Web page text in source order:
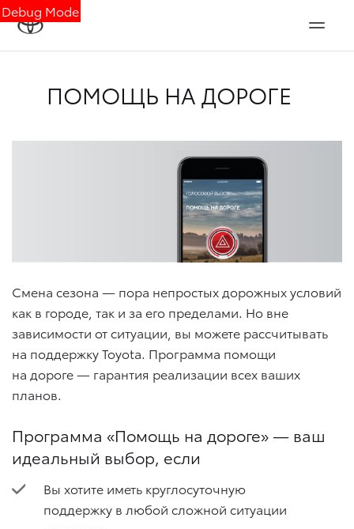
Debug Mode
ПОМОЩЬ НА ДОРОГЕ
Смена сезона — пора непростых дорожных условий
как в городе, так и за его пределами. Но вне
зависимости от ситуации, вы можете рассчитывать
на поддержку Toyota. Программа помощи
на дороге — гарантия реализации всех ваших
планов.
Программа «Помощь на дороге» — ваш
идеальный выбор, если
Вы хотите иметь круглосуточную
поддержку в любой сложной ситуации